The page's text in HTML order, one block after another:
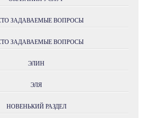
ЗАДАВАЕМЫЕ ВОПРОСЫ
ЗАДАВАЕМЫЕ ВОПРОСЫ
ЭЛИН
ЭЛЯ
НОВЕНЬКИЙ РАЗДЕЛ